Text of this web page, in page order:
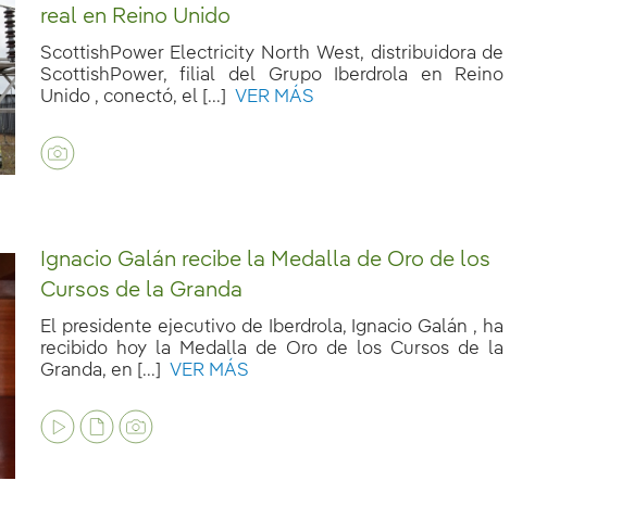
real en Reino Unido
ScottishPower Electricity North West, distribuidora de
ScottishPower, filial del Grupo Iberdrola en Reino
Unido , conectó, el [...]
VER MÁS
Ignacio Galán recibe la Medalla de Oro de los
Cursos de la Granda
El presidente ejecutivo de Iberdrola, Ignacio Galán , ha
recibido hoy la Medalla de Oro de los Cursos de la
Granda, en [...]
VER MÁS